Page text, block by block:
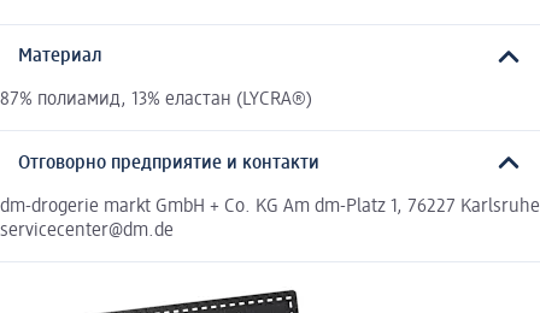
Материал
87% полиамид, 13% еластан (LYCRA®)
Отговорно предприятие и контакти
dm-drogerie markt GmbH + Co. KG Am dm-Platz 1, 76227 Karlsruhe
servicecenter@dm.de